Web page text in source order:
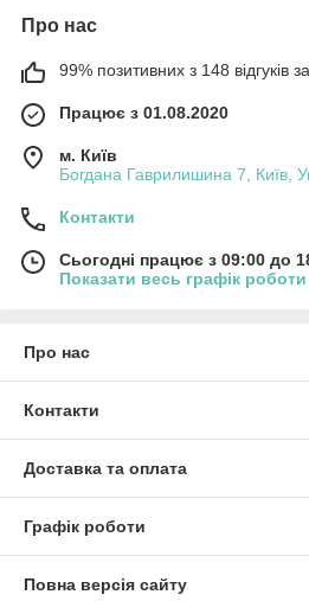
Про нас
99% позитивних з 148 відгуків
Працює з 01.08.2020
м. Київ
Богдана Гаврилишина 7, Київ,
Контакти
Сьогодні працює з 09:00 до
Показати весь графік роботи
Про нас
Контакти
Доставка та оплата
Графік роботи
Повна версія сайту